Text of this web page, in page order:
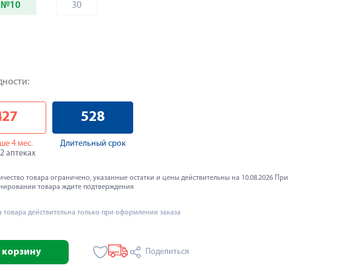
№10 30
4 мес.
аптеках
528
Длительный срок
товара ограничено, указанные остатки и цены действительны на 10.08.2026 При
товара ждите подтверждения
товара действительна только при оформлении заказа
корзину Поделиться